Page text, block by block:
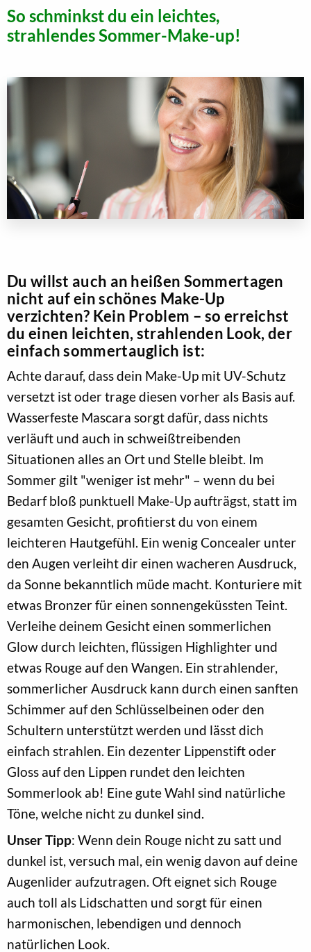
So schminkst du ein leichtes,
strahlendes Sommer-Make-up!
Du willst auch an heißen Sommertagen
nicht auf ein schönes Make-Up
verzichten? Kein Problem – so erreichst
du einen leichten, strahlenden Look, der
einfach sommertauglich ist:
Achte darauf, dass dein Make-Up mit UV-Schutz
versetzt ist oder trage diesen vorher als Basis auf.
Wasserfeste Mascara sorgt dafür, dass nichts
verläuft und auch in schweißtreibenden
Situationen alles an Ort und Stelle bleibt. Im
Sommer gilt "weniger ist mehr" – wenn du bei
Bedarf bloß punktuell Make-Up aufträgst, statt im
gesamten Gesicht, profitierst du von einem
leichteren Hautgefühl. Ein wenig Concealer unter
den Augen verleiht dir einen wacheren Ausdruck,
da Sonne bekanntlich müde macht. Konturiere mit
etwas Bronzer für einen sonnengeküssten Teint.
Verleihe deinem Gesicht einen sommerlichen
Glow durch leichten, flüssigen Highlighter und
etwas Rouge auf den Wangen. Ein strahlender,
sommerlicher Ausdruck kann durch einen sanften
Schimmer auf den Schlüsselbeinen oder den
Schultern unterstützt werden und lässt dich
einfach strahlen. Ein dezenter Lippenstift oder
Gloss auf den Lippen rundet den leichten
Sommerlook ab! Eine gute Wahl sind natürliche
Töne, welche nicht zu dunkel sind.
Unser Tipp: Wenn dein Rouge nicht zu satt und
dunkel ist, versuch mal, ein wenig davon auf deine
Augenlider aufzutragen. Oft eignet sich Rouge
auch toll als Lidschatten und sorgt für einen
harmonischen, lebendigen und dennoch
natürlichen Look.